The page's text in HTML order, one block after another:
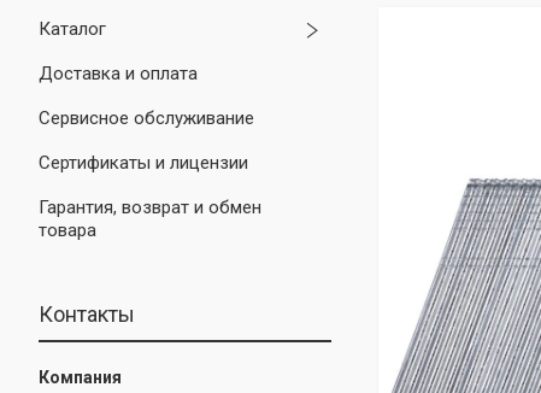
Каталог
Доставка и оплата
Сервисное обслуживание
Сертификаты и лицензии
Гарантия, возврат и обмен
товара
Контакты